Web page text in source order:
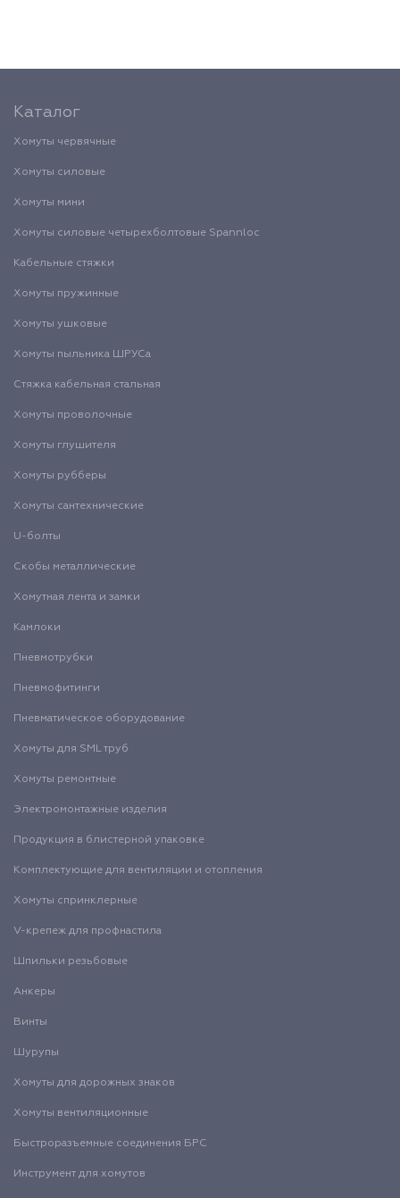
Каталог
Хомуты червячные
Хомуты силовые
Хомуты мини
Хомуты силовые четырехболтовые Spannloc
Кабельные стяжки
Хомуты пружинные
Хомуты ушковые
Хомуты пыльника ШРУСа
Стяжка кабельная стальная
Хомуты проволочные
Хомуты глушителя
Хомуты рубберы
Хомуты сантехнические
U-болты
Скобы металлические
Хомутная лента и замки
Камлоки
Пневмотрубки
Пневмофитинги
Пневматическое оборудование
Хомуты для SML труб
Хомуты ремонтные
Электромонтажные изделия
Продукция в блистерной упаковке
Комплектующие для вентиляции и отопления
Хомуты спринклерные
V-крепеж для профнастила
Шпильки резьбовые
Анкеры
Винты
Шурупы
Хомуты для дорожных знаков
Хомуты вентиляционные
Быстроразъемные соединения БРС
Инструмент для хомутов